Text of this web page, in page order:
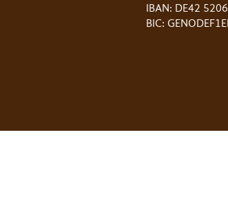
IBAN: DE42
BIC: